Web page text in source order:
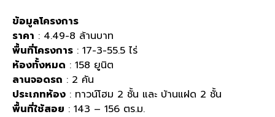
ข้อมูลโครงการ
ราคา : 4.49-8 ล้านบาท
พื้นที่โครงการ : 17-3-55.5 ไร่
ห้องทั้งหมด : 158 ยูนิต
ลานจอดรถ : 2 คัน
ประเภทห้อง : ทาวน์โฮม 2 ชั้น และ บ้านแฝด 2 ชั้น
พื้นที่ใช้สอย : 143 – 156 ตร.ม.